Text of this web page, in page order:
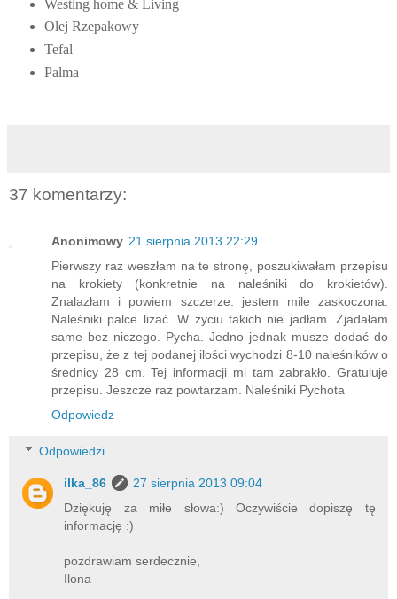
Westing home & Living
Olej Rzepakowy
Tefal
Palma
37 komentarzy:
Anonimowy 21 sierpnia 2013 22:29
Pierwszy raz weszłam na te stronę, poszukiwałam przepisu
na krokiety (konkretnie na naleśniki do krokietów).
Znalazłam i powiem szczerze. jestem mile zaskoczona.
Naleśniki palce lizać. W życiu takich nie jadłam. Zjadałam
same bez niczego. Pycha. Jedno jednak musze dodać do
przepisu, że z tej podanej ilości wychodzi 8-10 naleśników o
średnicy 28 cm. Tej informacji mi tam zabrakło. Gratuluje
przepisu. Jeszcze raz powtarzam. Naleśniki Pychota
Odpowiedz
Odpowiedzi
ilka_86
27 sierpnia 2013 09:04
Dziękuję za miłe słowa:) Oczywiście dopiszę tę
informację :)
pozdrawiam serdecznie,
Ilona